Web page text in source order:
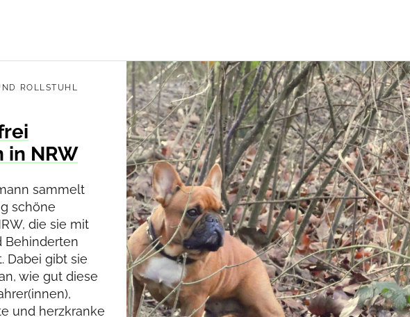
ROLLSTUHL
in NRW
sammelt
schöne
die sie mit
Behinderten
Dabei gibt sie
wie gut diese
und herzkranke